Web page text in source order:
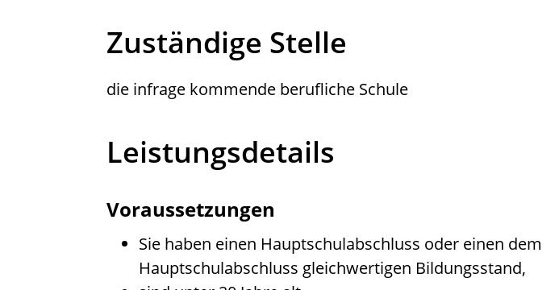
Zuständige Stelle
die infrage kommende berufliche Schule
Leistungsdetails
Voraussetzungen
Sie haben einen Hauptschulabschluss oder einen dem
Hauptschulabschluss gleichwertigen Bildungsstand,